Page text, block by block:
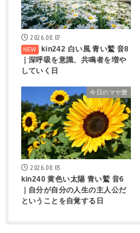
2026.08.07
kin242 白い風 青い鷲 音8
｜深呼吸を意識、共鳴者を増や
していく日
今日のマヤ暦
2026.08.05
kin240 黄色い太陽 青い鷲 音6
｜自分が自分の人生の主人公だ
ということを自覚する日